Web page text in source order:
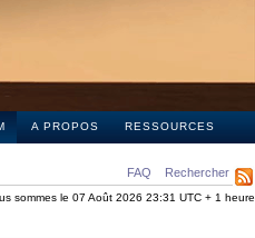
A PROPOS RESSOURCES
FAQ Rechercher
sommes le 07 Août 2026 23:31 UTC + 1 heure